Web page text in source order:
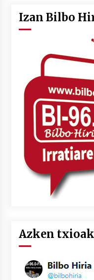
Izan Bilbo
Azken txioak